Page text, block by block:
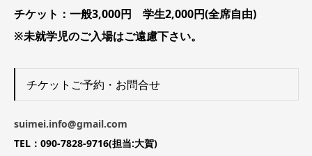
チケット：一般3,000円 学生2,000円(全席自由)
※未就学児のご入場はご遠慮下さい。
チケットご予約・お問合せ
suimei.info@gmail.com
TEL：090-7828-9716(担当:大賀)